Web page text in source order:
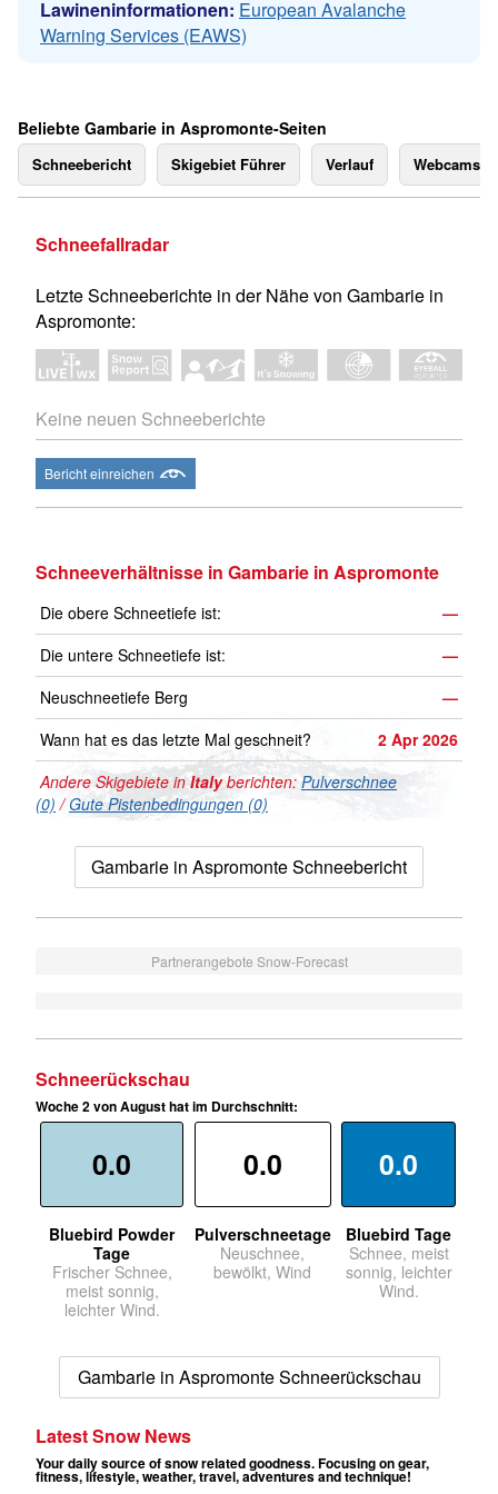
Lawineninformationen: European Avalanche
Warning Services (EAWS)
Beliebte Gambarie in Aspromonte-Seiten
Schneebericht Skigebiet Führer Verlauf Webcams
Schneefallradar
Letzte Schneeberichte in der Nähe von Gambarie in
Aspromonte:
Keine neuen Schneeberichte
Bericht einreichen
Schneeverhältnisse in Gambarie in Aspromonte
Die obere Schneetiefe ist:
—
Die untere Schneetiefe ist:
—
Neuschneetiefe Berg
—
Wann hat es das letzte Mal geschneit?
2 Apr 2026
Andere Skigebiete inItalyberichten: Pulverschnee
(0) /Gute Pistenbedingungen (0)
Gambarie in Aspromonte Schneebericht
Partnerangebote Snow-Forecast
Schneerückschau
Woche 2 von August hat im Durchschnitt:
0.0
Bluebird Powder
Tage
Frischer Schnee,
meist sonnig,
leichter Wind.
0.0
Pulverschneetage
Neuschnee,
bewölkt, Wind
0.0
Bluebird Tage
Schnee, meist
sonnig, leichter
Wind.
Gambarie in Aspromonte Schneerückschau